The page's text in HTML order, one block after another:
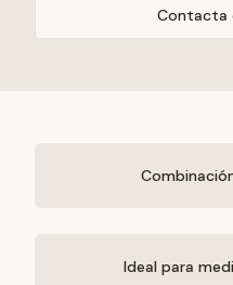
Contacta
Ideal para